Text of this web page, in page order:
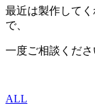
最近は製作して
で、
一度ご相談くださ
ALL